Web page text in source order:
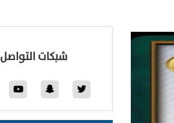
شبكات التواصل